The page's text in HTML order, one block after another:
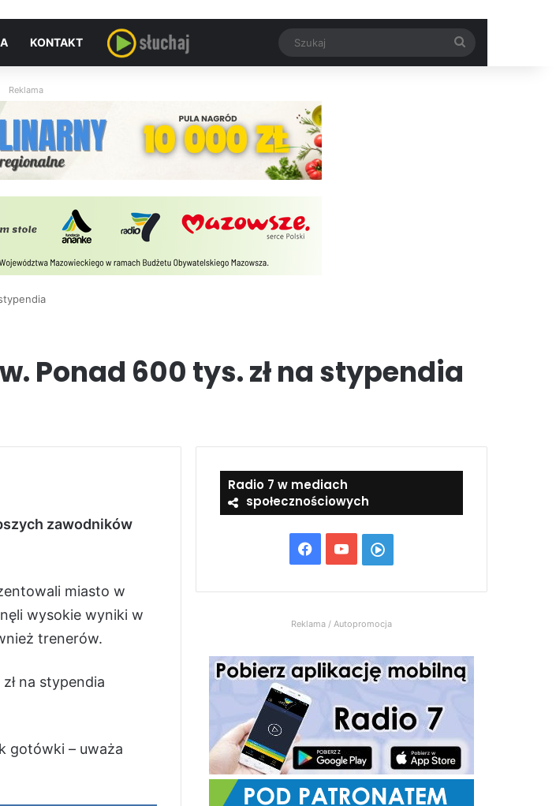
KONTAKT
Reklama
Ponad 600 tys. zł na stypendia
zawodników
miasto w
wysokie wyniki w
trenerów.
na stypendia
gotówki – uważa
Radio 7 w mediach
społecznościowych
Facebook
YouTubeWłącz
Reklama / Autopromocja